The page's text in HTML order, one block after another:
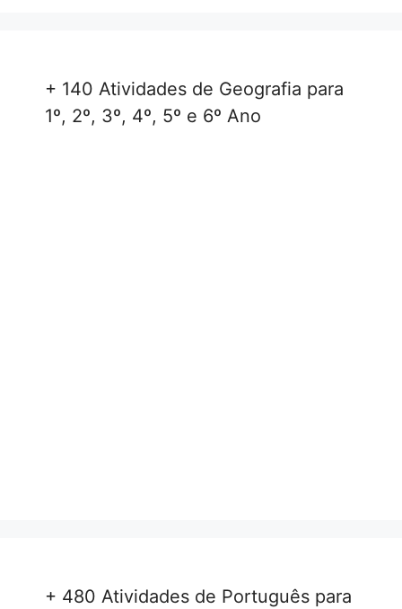
+ 140 Atividades de Geografia para
1º, 2º, 3º, 4º, 5º e 6º Ano
+ 480 Atividades de Português para